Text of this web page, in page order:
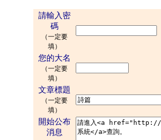
請輸入密
碼
（一定要
填）
您的大名
（一定要
填）
文章標題
（一定要
填）
開始公布
消息